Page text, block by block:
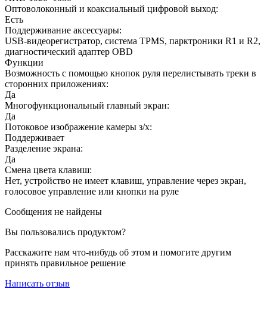
Оптоволоконный и коаксиальный цифровой выход:
Есть
Поддерживание аксессуары:
USB-видеорегистратор, система TPMS, парктроники R1 и R2,
диагностический адаптер OBD
Функции
Возможность с помощью кнопок руля перелистывать треки в
сторонних приложениях:
Да
Многофункциональный главный экран:
Да
Потоковое изображение камеры з/х:
Поддерживает
Разделение экрана:
Да
Смена цвета клавиш:
Нет, устройство не имеет клавиш, управление через экран,
голосовое управление или кнопки на руле
Сообщения не найдены
Вы пользовались продуктом?
Расскажите нам что-нибудь об этом и помогите другим
принять правильное решение
Написать отзыв